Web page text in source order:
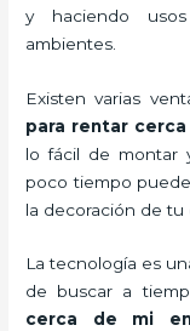
y haciendo
ambientes.
Existen varias
para rentar
lo fácil de montar
poco tiempo
la decoración de tu
La tecnología es
de buscar a
cerca de mi en